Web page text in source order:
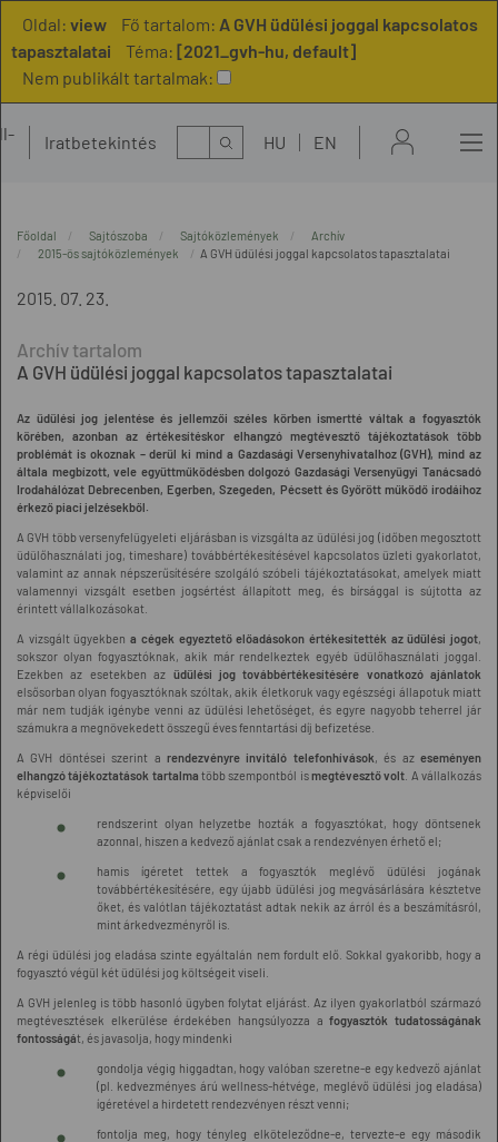
Oldal: view Fő tartalom: A GVH üdülési joggal kapcsolatos
tapasztalatai
Téma: [2021_gvh-hu, default]
Nem publikált tartalmak:
Iratbetekintés Kereső HU EN
Főoldal Sajtószoba Sajtóközlemények
Archív
2015-ös sajtóközlemények
A GVH üdülési joggal kapcsolatos tapasztalatai
2015. 07. 23.
A GVH üdülési joggal kapcsolatos tapasztalatai
Az üdülési jog jelentése és jellemzői széles körben ismertté váltak a fogyasztók
körében, azonban az értékesítéskor elhangzó megtévesztő tájékoztatások több
problémát is okoznak – derül ki mind a Gazdasági Versenyhivatalhoz (GVH), mind az
általa megbízott, vele együttműködésben dolgozó Gazdasági Versenyügyi Tanácsadó
Irodahálózat Debrecenben, Egerben, Szegeden, Pécsett és Győrött működő irodáihoz
érkező piaci jelzésekből.
A GVH több versenyfelügyeleti eljárásban is vizsgálta az üdülési jog (időben megosztott
üdülőhasználati jog, timeshare) továbbértékesítésével kapcsolatos üzleti gyakorlatot,
valamint az annak népszerűsítésére szolgáló szóbeli tájékoztatásokat, amelyek miatt
valamennyi vizsgált esetben jogsértést állapított meg, és bírsággal is sújtotta az
érintett vállalkozásokat.
A vizsgált ügyekbena cégek egyeztető előadásokon értékesítették az üdülési jogot,
sokszor olyan fogyasztóknak, akik már rendelkeztek egyéb üdülőhasználati joggal.
Ezekben az esetekben az üdülési jog továbbértékesítésére vonatkozó ajánlatok
elsősorban olyan fogyasztóknak szóltak, akik életkoruk vagy egészségi állapotuk miatt
már nem tudják igénybe venni az üdülési lehetőséget, és egyre nagyobb teherrel jár
számukra a megnövekedett összegű éves fenntartási díj befizetése.
A GVH döntései szerint a rendezvényre invitáló telefonhívások, és azeseményen
elhangzó tájékoztatások tartalma több szempontból ismegtévesztő volt . A vállalkozás
képviselői
rendszerint olyan helyzetbe hozták a fogyasztókat, hogy döntsenek
azonnal, hiszen a kedvező ajánlat csak a rendezvényen érhető el;
hamis ígéretet tettek a fogyasztók meglévő üdülési jogának
továbbértékesítésére, egy újabb üdülési jog megvásárlására késztetve
őket, és valótlan tájékoztatást adtak nekik az árról és a beszámításról,
mint árkedvezményről is.
A régi üdülési jog eladása szinte egyáltalán nem fordult elő. Sokkal gyakoribb, hogy a
fogyasztó végül két üdülési jog költségeit viseli.
A GVH jelenleg is több hasonló ügyben folytat eljárást. Az ilyen gyakorlatból származó
megtévesztések elkerülése érdekében hangsúlyozza afogyasztók tudatosságának
fontosságát, és javasolja, hogy mindenki
gondolja végig higgadtan, hogy valóban szeretne-e egy kedvező ajánlat
(pl. kedvezményes árú wellness-hétvége, meglévő üdülési jog eladása)
ígéretével a hirdetett rendezvényen részt venni;
fontolja meg, hogy tényleg elköteleződne-e, tervezte-e egy második